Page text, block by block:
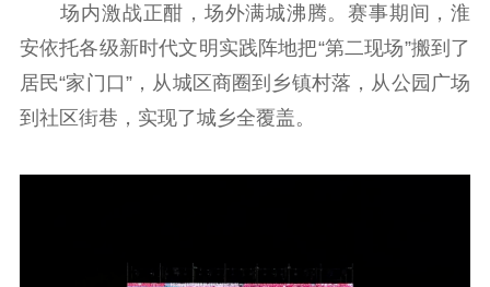
哲学社科
社科强省 工作通知
对外宣传
场内激战正酣，场外满城沸腾。赛事期间，淮
安依托各级新时代文明实践阵地把“第二现场”搬到了
居民“家门口”，从城区商圈到乡镇村落，从公园广场
到社区街巷，实现了城乡全覆盖。